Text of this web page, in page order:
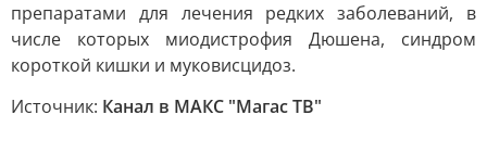
препаратами для лечения редких заболеваний, в
числе которых миодистрофия Дюшена, синдром
короткой кишки и муковисцидоз.
Источник: Канал в МАКС "Магас ТВ"